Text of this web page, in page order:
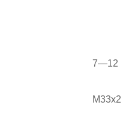
7—12
M33x2